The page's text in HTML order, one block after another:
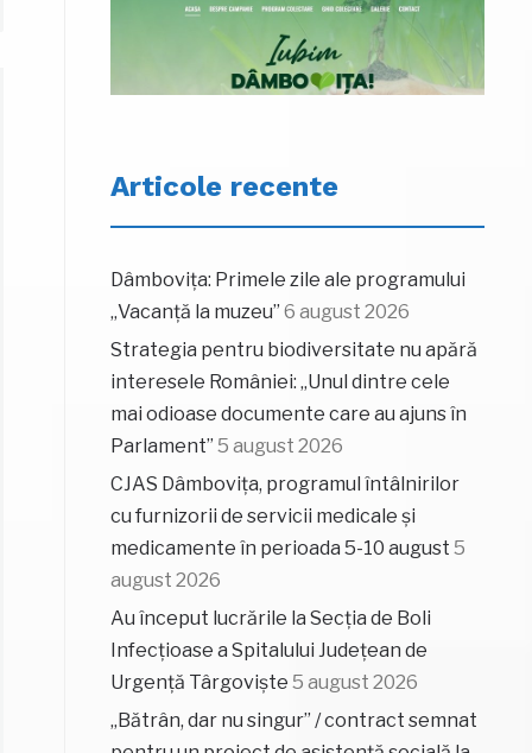
Articole recente
Dâmbovița: Primele zile ale programului
„Vacanță la muzeu” 6 august 2026
Strategia pentru biodiversitate nu apără
interesele României: „Unul dintre cele
mai odioase documente care au ajuns în
Parlament” 5 august 2026
CJAS Dâmbovița, programul întâlnirilor
cu furnizorii de servicii medicale și
medicamente în perioada 5-10 august 5
august 2026
Au început lucrările la Secția de Boli
Infecțioase a Spitalului Județean de
Urgență Târgoviște 5 august 2026
„Bătrân, dar nu singur” / contract semnat